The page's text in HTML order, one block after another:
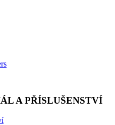
A PŘÍSLUŠENSTVÍ